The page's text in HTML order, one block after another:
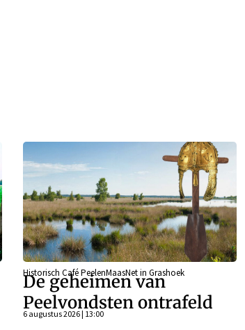
Historisch Café PeelenMaasNet in Grashoek
De geheimen van
Peelvondsten ontrafeld
6 augustus 2026 | 13:00